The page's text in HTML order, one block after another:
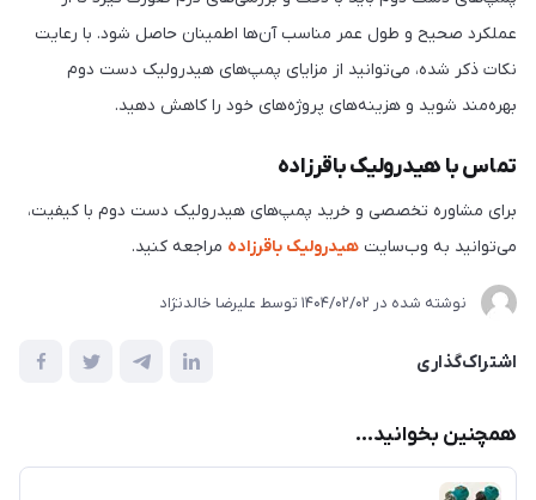
عملکرد صحیح و طول عمر مناسب آن‌ها اطمینان حاصل شود. با رعایت
نکات ذکر شده، می‌توانید از مزایای پمپ‌های هیدرولیک دست دوم
بهره‌مند شوید و هزینه‌های پروژه‌های خود را کاهش دهید.
تماس با هیدرولیک باقرزاده
برای مشاوره تخصصی و خرید پمپ‌های هیدرولیک دست دوم با کیفیت،
می‌توانید به وب‌سایت هیدرولیک باقرزاده مراجعه کنید.
نوشته شده در 1404/02/02 توسط علیرضا خالدنژاد
اشتراک‌گذاری
همچنین بخوانید...